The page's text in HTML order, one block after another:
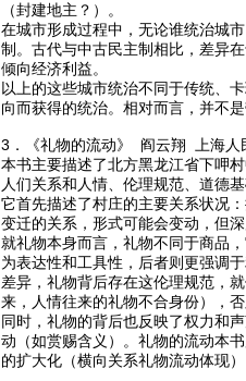
（封建地主？）。
在城市形成过程中，无论谁统治城
制。古代与中古民主制相比，差异
倾向经济利益。
以上的这些城市统治不同于传统、
向而获得的统治。相对而言，并不
3．《礼物的流动》 阎云翔 上海人
本书主要描述了北方黑龙江省下呷
人们关系和人情、伦理规范、道德
它首先描述了村庄的主要关系状况
变迁的关系，形式可能会变动，但
就礼物本身而言，礼物不同于商品
为表达性和工具性，后者则更强调
差异，礼物背后存在这伦理规范，
来，人情往来的礼物不合身份），
同时，礼物的背后也反映了权力和
动（如赏赐含义）。礼物的流动本
的扩大化（横向关系礼物流动体现